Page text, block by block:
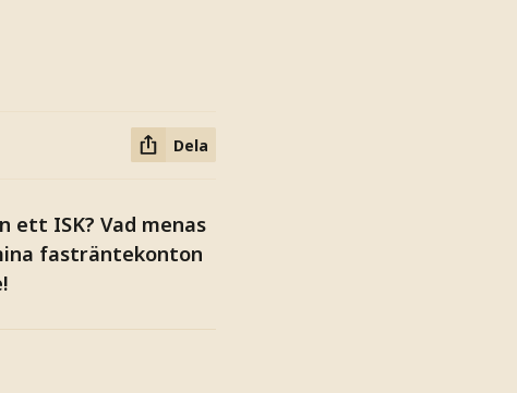
Dela
ett ISK? Vad menas
fasträntekonton
!